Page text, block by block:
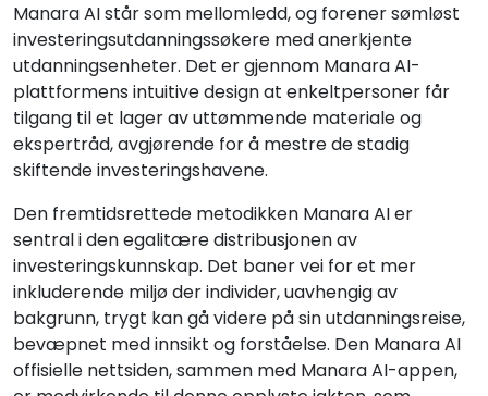
Manara AI står som mellomledd, og forener sømløst
investeringsutdanningssøkere med anerkjente
utdanningsenheter. Det er gjennom Manara AI-
plattformens intuitive design at enkeltpersoner får
tilgang til et lager av uttømmende materiale og
ekspertråd, avgjørende for å mestre de stadig
skiftende investeringshavene.
Den fremtidsrettede metodikken Manara AI er
sentral i den egalitære distribusjonen av
investeringskunnskap. Det baner vei for et mer
inkluderende miljø der individer, uavhengig av
bakgrunn, trygt kan gå videre på sin utdanningsreise,
bevæpnet med innsikt og forståelse. Den Manara AI
offisielle nettsiden, sammen med Manara AI-appen,